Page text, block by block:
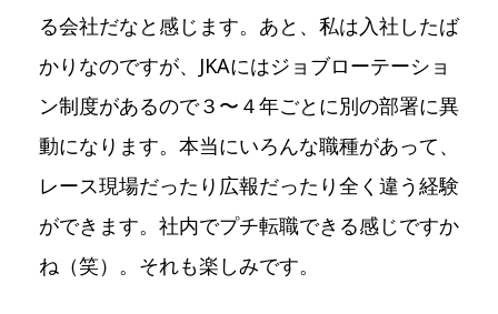
る会社だなと感じます。あと、私は入社したば
かりなのですが、JKAにはジョブローテーショ
ン制度があるので３〜４年ごとに別の部署に異
動になります。本当にいろんな職種があって、
レース現場だったり広報だったり全く違う経験
ができます。社内でプチ転職できる感じですか
ね（笑）。それも楽しみです。